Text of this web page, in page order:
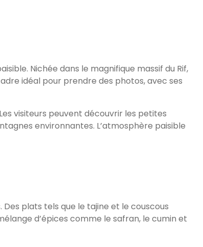
Nichée dans le magnifique massif du Rif,
idéal pour prendre des photos, avec ses
visiteurs peuvent découvrir les petites
environnantes. L’atmosphère paisible
plats tels que le tajine et le couscous
d’épices comme le safran, le cumin et